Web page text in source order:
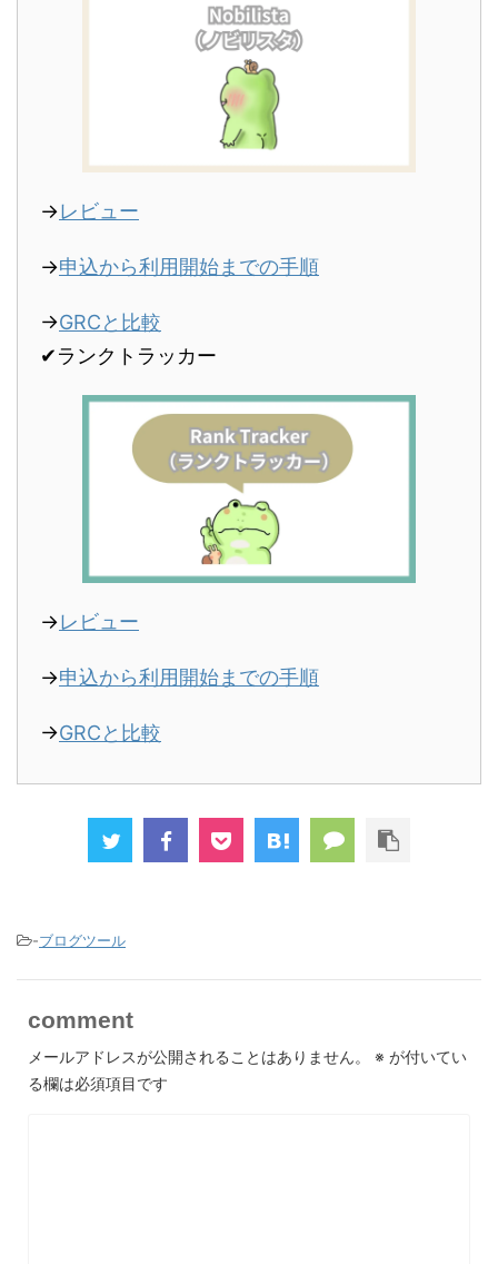
→レビュー
→申込から利用開始までの手順
→GRCと比較
✔︎ランクトラッカー
→レビュー
→申込から利用開始までの手順
→GRCと比較
-ブログツール
comment
メールアドレスが公開されることはありません。 ※ が付いてい
る欄は必須項目です